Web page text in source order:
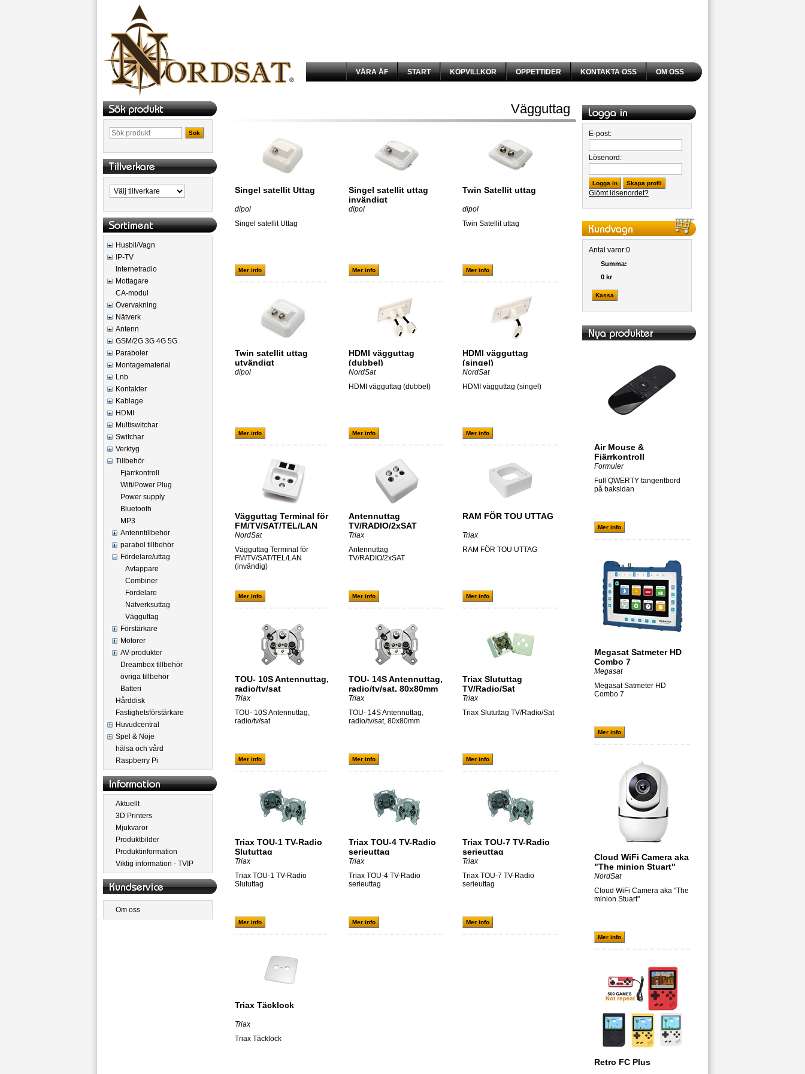
OM OSS
KONTAKTA OSS
ÖPPETTIDER
KÖPVILLKOR
START
VÅRA ÅF
Sök
Husbil/Vagn
IP-TV
Internetradio
Mottagare
CA-modul
Övervakning
Nätverk
Antenn
GSM/2G 3G 4G 5G
Paraboler
Montagematerial
Lnb
Kontakter
Kablage
HDMI
Multiswitchar
Switchar
Verktyg
Tillbehör
Fjärrkontroll
Wifi/Power Plug
Power supply
Bluetooth
MP3
Antenntillbehör
parabol tillbehör
Fördelare/uttag
Avtappare
Combiner
Fördelare
Nätverksuttag
Vägguttag
Förstärkare
Motorer
AV-produkter
Dreambox tillbehör
övriga tillbehör
Batteri
Hårddisk
Fastighetsförstärkare
Huvudcentral
Spel & Nöje
hälsa och vård
Raspberry Pi
Aktuellt
3D Printers
Mjukvaror
Produktbilder
Produktinformation
Viktig information - TVIP
Om oss
Vägguttag
Singel satellit Uttag
dipol
Singel satellit Uttag
Mer info
Singel satellit uttag
invändigt
dipol
Mer info
Twin Satellit uttag
dipol
Twin Satellit uttag
Mer info
Twin satellit uttag
utvändigt
dipol
Mer info
HDMI vägguttag
(dubbel)
NordSat
HDMI vägguttag (dubbel)
Mer info
HDMI vägguttag
(singel)
NordSat
HDMI vägguttag (singel)
Mer info
Vägguttag Terminal för
FM/TV/SAT/TEL/LAN
(invändig)
NordSat
Vägguttag Terminal för
FM/TV/SAT/TEL/LAN
(invändig)
Mer info
Antennuttag
TV/RADIO/2xSAT
Triax
Antennuttag
TV/RADIO/2xSAT
Mer info
RAM FÖR TOU UTTAG
Triax
RAM FÖR TOU UTTAG
Mer info
TOU- 10S Antennuttag,
radio/tv/sat
Triax
TOU- 10S Antennuttag,
radio/tv/sat
Mer info
TOU- 14S Antennuttag,
radio/tv/sat, 80x80mm
Triax
TOU- 14S Antennuttag,
radio/tv/sat, 80x80mm
Mer info
Triax Slututtag
TV/Radio/Sat
Triax
Triax Slututtag TV/Radio/Sat
Mer info
Triax TOU-1 TV-Radio
Slututtag
Triax
Triax TOU-1 TV-Radio
Slututtag
Mer info
Triax TOU-4 TV-Radio
serieuttag
Triax
Triax TOU-4 TV-Radio
serieuttag
Mer info
Triax TOU-7 TV-Radio
serieuttag
Triax
Triax TOU-7 TV-Radio
serieuttag
Mer info
Triax Täcklock
Triax
Triax Täcklock
E-post:
Lösenord:
Logga in Skapa profil
Glömt lösenordet?
Antal varor:0
Summa:
0 kr
Kassa
Air Mouse &
Fjärrkontroll
Formuler
Full QWERTY tangentbord
på baksidan
Mer info
Megasat Satmeter HD
Combo 7
Megasat
Megasat Satmeter HD
Combo 7
Mer info
Cloud WiFi Camera aka
"The minion Stuart"
NordSat
Cloud WiFi Camera aka "The
minion Stuart"
Mer info
Retro FC Plus